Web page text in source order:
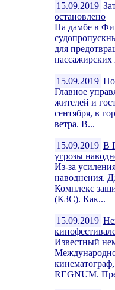
15.09.2019
остановлено
На дамбе в
для
пассажирских
15.09.2019
Главное
жителей и
сентября, в
ветра. В...
15.09.2019 В
угрозы
Из-за
наводнения.
Комплекс
(КЗС). Как...
15.09.2019
Известный
REGNUM.